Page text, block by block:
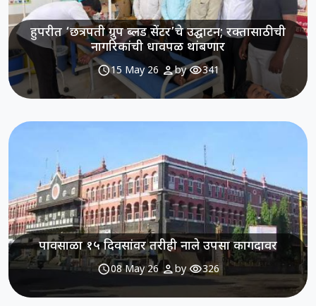
हुपरीत ‘छत्रपती ग्रुप ब्लड सेंटर’चे उद्घाटन; रक्तासाठीची
नागरिकांची धावपळ थांबणार
schedule15 May 26 personby visibility341
पावसाळा १५ दिवसांवर तरीही नाले उपसा कागदावर
schedule08 May 26 personby visibility326